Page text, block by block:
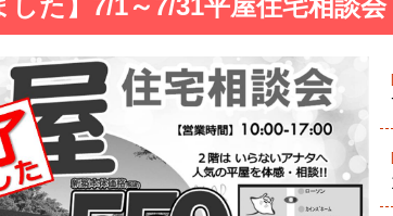
した】7/1～7/31平屋住宅相談